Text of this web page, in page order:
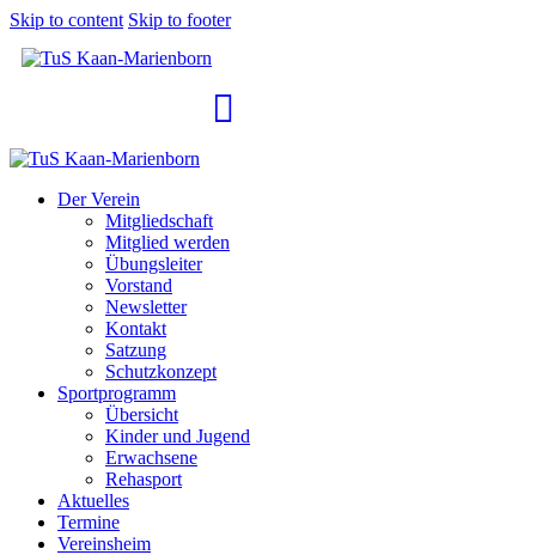
Skip to content Skip to footer
Der Verein
Mitgliedschaft
Mitglied werden
Übungsleiter
Vorstand
Newsletter
Kontakt
Satzung
Schutzkonzept
Sportprogramm
Übersicht
Kinder und Jugend
Erwachsene
Rehasport
Aktuelles
Termine
Vereinsheim